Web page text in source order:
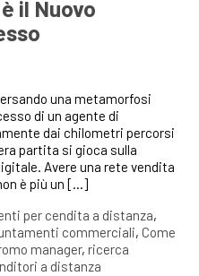
il Nuovo
una metamorfosi
di un agente di
dai chilometri percorsi
partita si gioca sulla
Avere una rete vendita
è più un […]
per cendita a distanza,
commerciali, Come
manager, ricerca
a distanza